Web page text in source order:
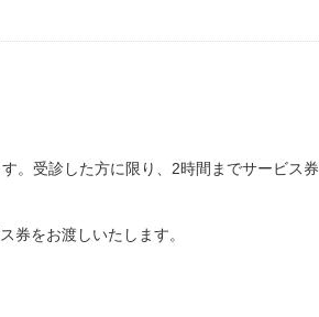
。受診した方に限り、2時間までサービス券
券をお渡しいたします。